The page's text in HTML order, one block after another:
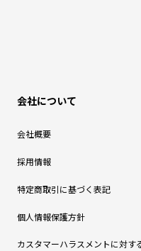
会社について
会社概要
採用情報
特定商取引に基づく表記
個人情報保護方針
カスタマーハラスメントに対す